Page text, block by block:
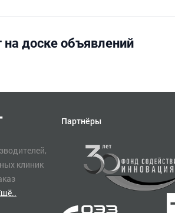
доске объявлений
клиник
Партнёры